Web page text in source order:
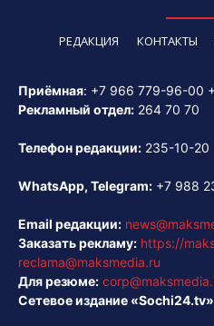
РЕДАКЦИЯ КОНТАКТЫ
Приёмная: +7 966 779-96-00
Рекламный отдел: 264 70 70
Телефон редакции: 235-10-20
WhatsApp, Telegram: +7 988
Email редакции:
Заказать рекламу: https://
reclama@maksmedia.ru
Для резюме:
Сетевое издание «Sochi24.tv»